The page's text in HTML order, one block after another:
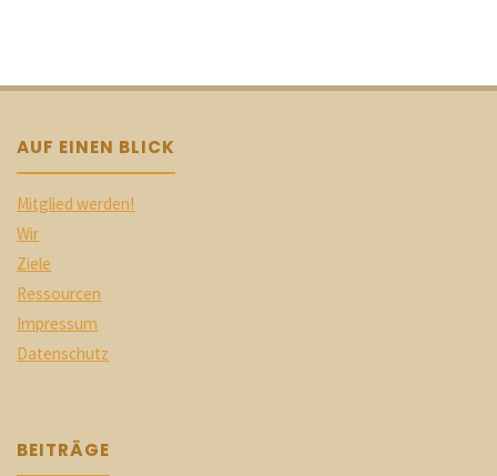
AUF EINEN BLICK
Mitglied werden!
Wir
Ziele
Ressourcen
Impressum
Datenschutz
BEITRÄGE